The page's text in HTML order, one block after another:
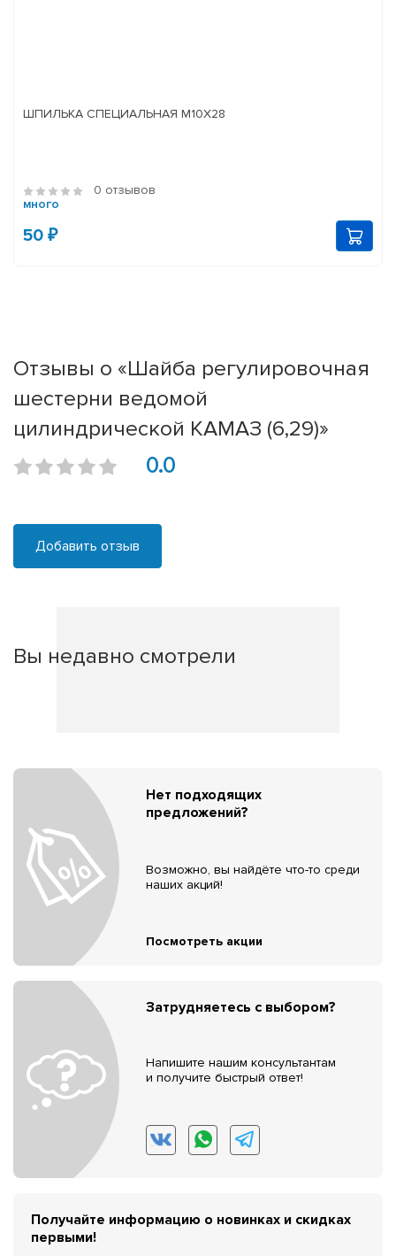
ШПИЛЬКА СПЕЦИАЛЬНАЯ М10Х28
0 отзывов
много
50 ₽
Отзывы о «Шайба регулировочная
шестерни ведомой
цилиндрической КАМАЗ (6,29)»
0.0
Добавить отзыв
Вы недавно смотрели
Нет подходящих
предложений?
Возможно, вы найдёте что-то среди
наших акций!
Посмотреть акции
Затрудняетесь с выбором?
Напишите нашим консультантам
и получите быстрый ответ!
Получайте информацию о новинках и скидках
первыми!